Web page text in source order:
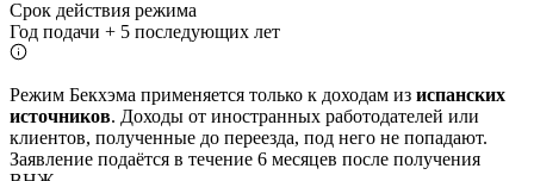
Срок действия режима
Год подачи + 5 последующих лет
Режим Бекхэма применяется только к доходам из испанских
источников. Доходы от иностранных работодателей или
клиентов, полученные до переезда, под него не попадают.
Заявление подаётся в течение 6 месяцев после получения